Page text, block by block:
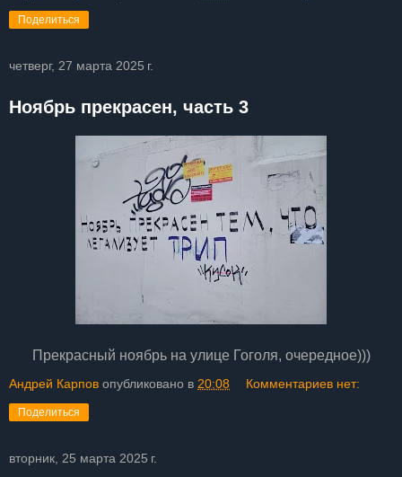
Поделиться
четверг, 27 марта 2025 г.
Ноябрь прекрасен, часть 3
Прекрасный ноябрь на улице Гоголя, очередное)))
Андрей Карпов опубликовано в 20:08 Комментариев нет:
Поделиться
вторник, 25 марта 2025 г.